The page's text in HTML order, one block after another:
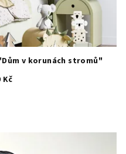
v korunách stromů"
Kč